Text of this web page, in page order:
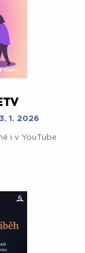
1. 2026
i v YouTube